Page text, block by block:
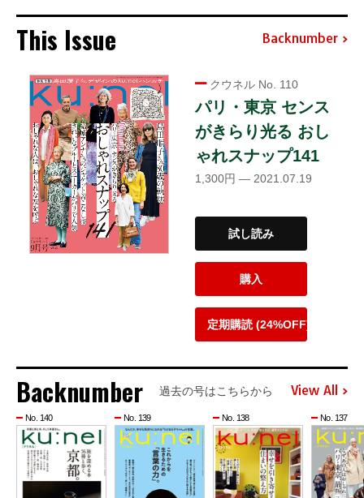
This Issue Backnumber
クウネル No. 110
パリ・東京 センス
がきらり光る おし
ゃれスナップ141
1,300円 — 2021.07.19
試し読み
購入
定期購読 (24%OFF)
Backnumber 過去の号はこちらから View All
No. 140 No. 139 No. 138 No. 137